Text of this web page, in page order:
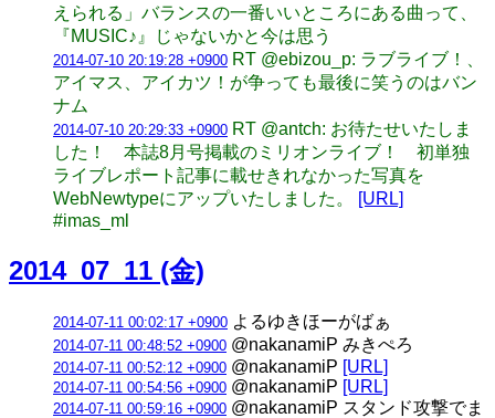
えられる」バランスの一番いいところにある曲って、
『MUSIC♪』じゃないかと今は思う
2014-07-10 20:19:28 +0900 RT @ebizou_p: ラブライブ！、
アイマス、アイカツ！が争っても最後に笑うのはバン
ナム
2014-07-10 20:29:33 +0900 RT @antch: お待たせいたしま
した！ 本誌8月号掲載のミリオンライブ！ 初単独
ライブレポート記事に載せきれなかった写真を
WebNewtypeにアップいたしました。
[URL]
#imas_ml
2014_07_11 (金)
2014-07-11 00:02:17 +0900 よるゆきほーがばぁ
2014-07-11 00:48:52 +0900 @nakanamiP みきぺろ
2014-07-11 00:52:12 +0900 @nakanamiP [URL]
2014-07-11 00:54:56 +0900 @nakanamiP [URL]
2014-07-11 00:59:16 +0900 @nakanamiP スタンド攻撃でま